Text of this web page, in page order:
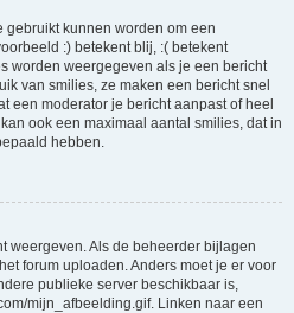
kunnen worden om een
:) betekent blij, :( betekent
worden weergegeven als je een bericht
van smilies, ze maken een bericht snel
een moderator je bericht aanpast of heel
ook een maximaal aantal smilies, dat in
hebben.
weergeven. Als de beheerder bijlagen
forum uploaden. Anders moet je er voor
publieke server beschikbaar is,
mijn_afbeelding.gif. Linken naar een